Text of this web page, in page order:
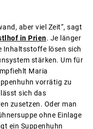
aber viel Zeit“, sagt
in Prien. Je länger
Inhaltsstoffe lösen sich
stärken. Um für
Maria
vorrätig zu
lässt sich das
zusetzen. Oder man
ohne Einlage
ein Suppenhuhn